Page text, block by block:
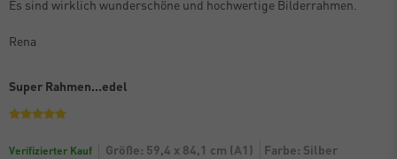
Es sind wirklich wunderschöne und hochwertige Bilderrahmen.
Rena
Super Rahmen...edel
Verifizierter Kauf Größe: 59,4 x 84,1 cm (A1)
Farbe: Silber